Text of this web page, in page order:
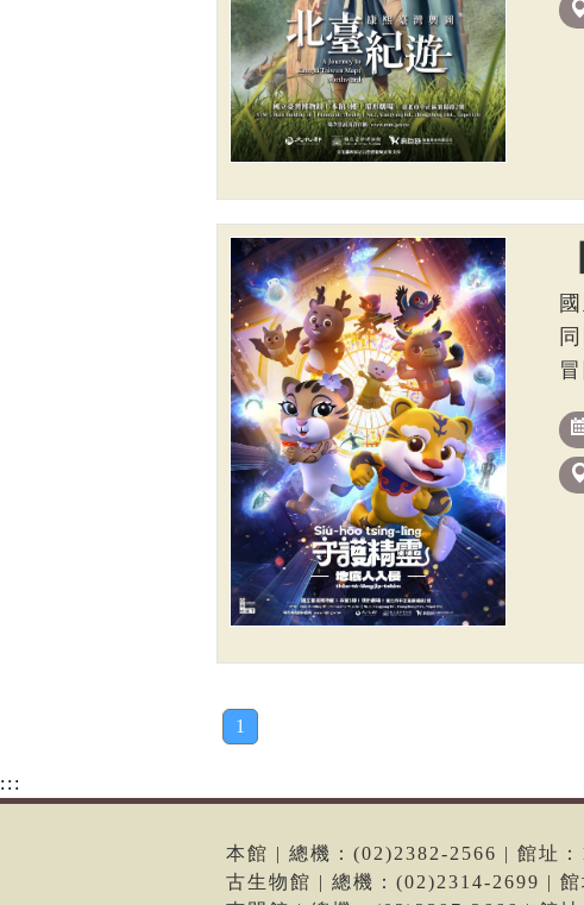
1
:::
本館 | 總機：(02)2382-2566 | 館址
古生物館 | 總機：(02)2314-2699 |